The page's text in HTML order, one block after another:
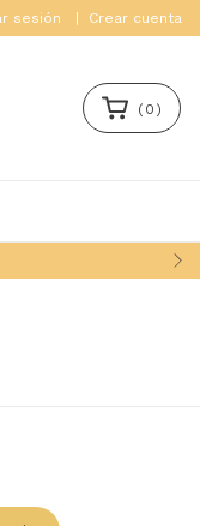
sesión Crear cuenta
( 0 )